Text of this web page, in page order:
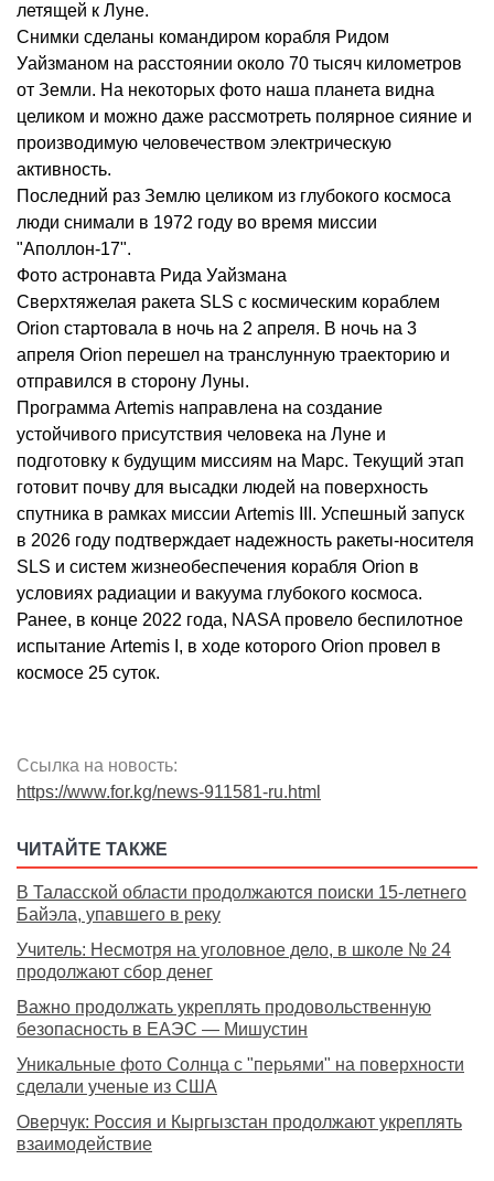
летящей к Луне.
Снимки сделаны командиром корабля Ридом
Уайзманом на расстоянии около 70 тысяч километров
от Земли. На некоторых фото наша планета видна
целиком и можно даже рассмотреть полярное сияние и
производимую человечеством электрическую
активность.
Последний раз Землю целиком из глубокого космоса
люди снимали в 1972 году во время миссии
"Аполлон-17".
Фото астронавта Рида Уайзмана
Сверхтяжелая ракета SLS с космическим кораблем
Orion стартовала в ночь на 2 апреля. В ночь на 3
апреля Orion перешел на транслунную траекторию и
отправился в сторону Луны.
Программа Artemis направлена на создание
устойчивого присутствия человека на Луне и
подготовку к будущим миссиям на Марс. Текущий этап
готовит почву для высадки людей на поверхность
спутника в рамках миссии Artemis III. Успешный запуск
в 2026 году подтверждает надежность ракеты-носителя
SLS и систем жизнеобеспечения корабля Orion в
условиях радиации и вакуума глубокого космоса.
Ранее, в конце 2022 года, NASA провело беспилотное
испытание Artemis I, в ходе которого Orion провел в
космосе 25 суток.
Ссылка на новость:
https://www.for.kg/news-911581-ru.html
ЧИТАЙТЕ ТАКЖЕ
В Таласской области продолжаются поиски 15-летнего
Байэла, упавшего в реку
Учитель: Несмотря на уголовное дело, в школе № 24
продолжают сбор денег
Важно продолжать укреплять продовольственную
безопасность в ЕАЭС — Мишустин
Уникальные фото Солнца с "перьями" на поверхности
сделали ученые из США
Оверчук: Россия и Кыргызстан продолжают укреплять
взаимодействие